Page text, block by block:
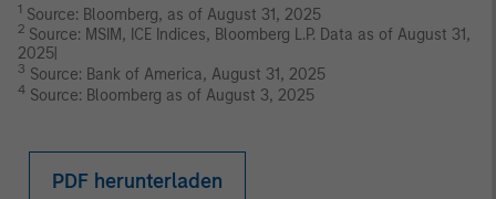
1 Source: Bloomberg, as of August 31, 2025
2 Source: MSIM, ICE Indices, Bloomberg L.P. Data as of August 31,
2025|
3 Source: Bank of America, August 31, 2025
4 Source: Bloomberg as of August 3, 2025
PDF herunterladen